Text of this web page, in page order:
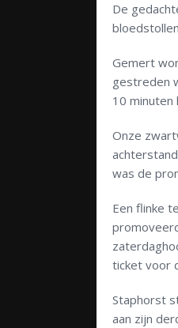
De
Gemert
gestreden
10 minuten
Onze
was de
Een flinke
ticket voor
Staphorst
aan zijn